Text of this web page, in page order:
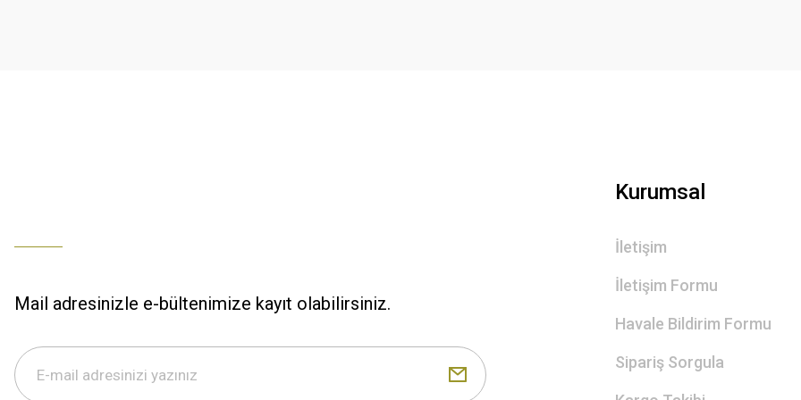
S... M... | 29/12/2025
Mail adresinizle e-bültenimize kayıt olabilirsiniz.
Kurumsal
İletişim
İletişim Formu
Havale Bildirim Formu
Sipariş Sorgula